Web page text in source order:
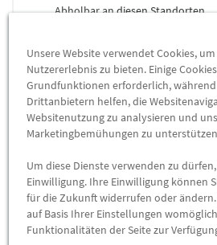
Abholbar andiesen Standorten
-
ZUM WARENKORB
Herstellerangaben:Mercedes-Benz
70723 Stuttgart |
Tel: +49711170 | E-
dialog.mb@mercedes-benz.com|
https://www.mercedes-benz.com
Sie sind sich nicht sicher, ob das
Unsere Website verwendet Cookies,
Nutzererlebnis zu bieten. Einige
Grundfunktionen erforderlich,
Drittanbietern helfen, die
Websitenutzung zu analysieren und
Marketingbemühungen zu
Um diese Dienste verwenden zu
Einwilligung. Ihre Einwilligung können
für die Zukunft widerrufen oder
auf Basis Ihrer Einstellungen
Funktionalitäten der Seite zur